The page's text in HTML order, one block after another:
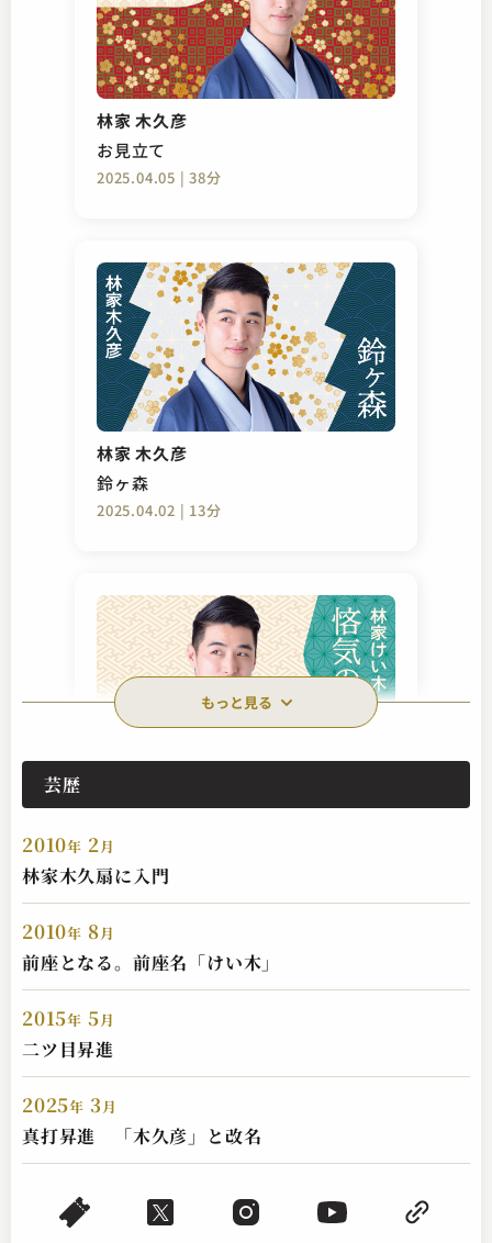
林家 木久彦
お見立て
2025.04.05 | 38分
林家 木久彦
鈴ヶ森
2025.04.02 | 13分
悋気の独楽
2023.06.30 | 19分
林家けい木（現：林家木久彦）
渋沢栄一
もっと見る
芸歴
2010年 2月
林家木久扇に入門
2010年 8月
前座となる。前座名「けい木」
2015年 5月
二ツ目昇進
2025年 3月
真打昇進 「木久彦」と改名